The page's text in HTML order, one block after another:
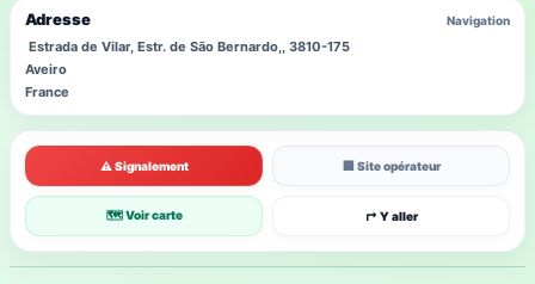
⚠ Signalement 🏢 Site opérateur
🗺 Voir carte ↱ Y aller
Adresse Navigation
Estrada de Vilar, Estr. de São Bernardo,, 3810-175
Aveiro
France